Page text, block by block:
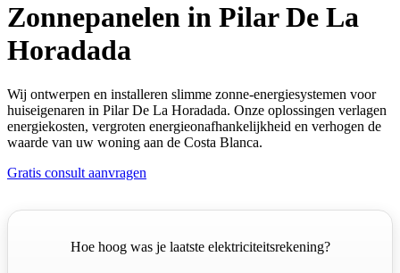
Zonnepanelen in Pilar De La
Horadada
Wij ontwerpen en installeren slimme zonne-energiesystemen voor
huiseigenaren in Pilar De La Horadada. Onze oplossingen verlagen
energiekosten, vergroten energieonafhankelijkheid en verhogen de
waarde van uw woning aan de Costa Blanca.
Gratis consult aanvragen
Hoe hoog was je laatste elektriciteitsrekening?